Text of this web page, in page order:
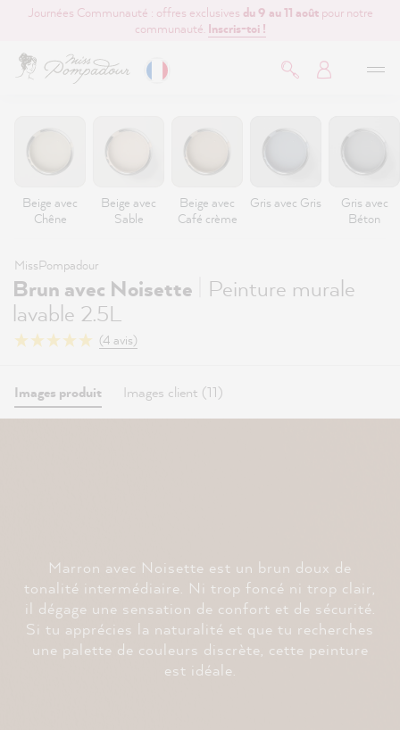
principal
Journées Communauté : offres exclusives du 9 au 11 aoûtpour notre
communauté. Inscris-toi !
Beige avec
Chêne
Beige avec
Sable
Beige avec
Café crème
Gris avec Gris
Gris avec
Béton
MissPompadour
Brun avec Noisette
Peinture murale
lavable 2.5L
(4 avis)
Images produit Images client (11)
Marron avec Noisette est un brun doux de
tonalité intermédiaire. Ni trop foncé ni trop clair,
il dégage une sensation de confort et de sécurité.
Si tu apprécies la naturalité et que tu recherches
une palette de couleurs discrète, cette peinture
est idéale.